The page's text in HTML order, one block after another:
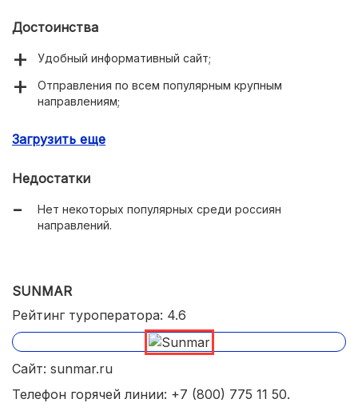
Достоинства
Удобный информативный сайт;
Отправления по всем популярным крупным
направлениям;
индивидуальные;
странах;
Внимание к каждому клиенту;
Загрузить еще
Недостатки
Нет некоторых популярных среди россиян
направлений.
SUNMAR
Рейтинг туроператора: 4.6
Сайт: sunmar.ru
Телефон горячей линии: +7 (800) 775 11 50.